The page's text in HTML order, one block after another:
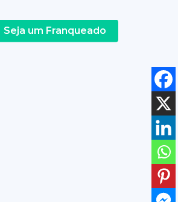
Seja um Franqueado